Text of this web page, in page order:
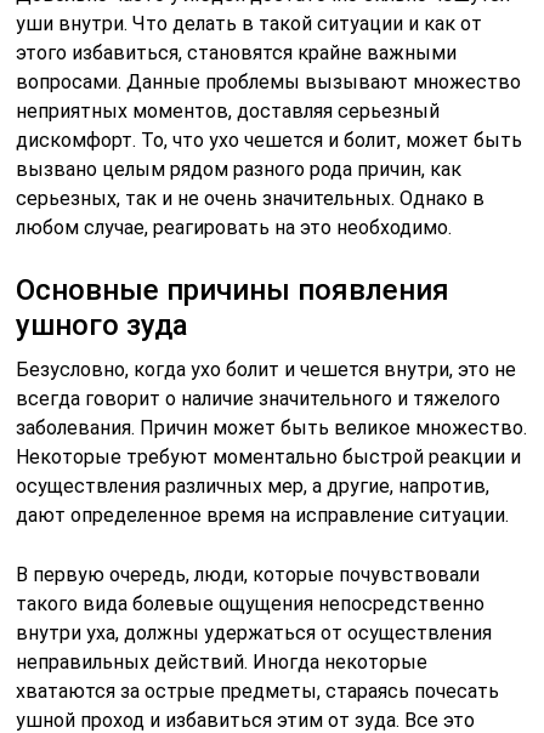
уши внутри. Что делать в такой ситуации и как от
этого избавиться, становятся крайне важными
вопросами. Данные проблемы вызывают множество
неприятных моментов, доставляя серьезный
дискомфорт. То, что ухо чешется и болит, может быть
вызвано целым рядом разного рода причин, как
серьезных, так и не очень значительных. Однако в
любом случае, реагировать на это необходимо.
Основные причины появления
ушного зуда
Безусловно, когда ухо болит и чешется внутри, это не
всегда говорит о наличие значительного и тяжелого
заболевания. Причин может быть великое множество.
Некоторые требуют моментально быстрой реакции и
осуществления различных мер, а другие, напротив,
дают определенное время на исправление ситуации.
В первую очередь, люди, которые почувствовали
такого вида болевые ощущения непосредственно
внутри уха, должны удержаться от осуществления
неправильных действий. Иногда некоторые
хватаются за острые предметы, стараясь почесать
ушной проход и избавиться этим от зуда. Все это